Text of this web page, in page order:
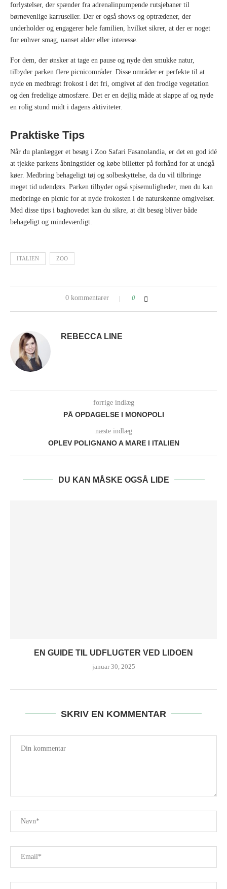
forlystelser, der spænder fra adrenalinpumpende rutsjebaner til
børnevenlige karruseller. Der er også shows og optrædener, der
underholder og engagerer hele familien, hvilket sikrer, at der er noget
for enhver smag, uanset alder eller interesse.
For dem, der ønsker at tage en pause og nyde den smukke natur,
tilbyder parken flere picnicområder. Disse områder er perfekte til at
nyde en medbragt frokost i det fri, omgivet af den frodige vegetation
og den fredelige atmosfære. Det er en dejlig måde at slappe af og nyde
en rolig stund midt i dagens aktiviteter.
Praktiske Tips
Når du planlægger et besøg i Zoo Safari Fasanolandia, er det en god idé
at tjekke parkens åbningstider og købe billetter på forhånd for at undgå
køer. Medbring behageligt tøj og solbeskyttelse, da du vil tilbringe
meget tid udendørs. Parken tilbyder også spisemuligheder, men du kan
medbringe en picnic for at nyde frokosten i de naturskønne omgivelser.
Med disse tips i baghovedet kan du sikre, at dit besøg bliver både
behageligt og mindeværdigt.
ITALIEN ZOO
0 kommentarer 0
REBECCA LINE
forrige indlæg
PÅ OPDAGELSE I MONOPOLI
næste indlæg
OPLEV POLIGNANO A MARE I ITALIEN
DU KAN MÅSKE OGSÅ LIDE
EN GUIDE TIL UDFLUGTER VED LIDOEN
januar 30, 2025
SKRIV EN KOMMENTAR